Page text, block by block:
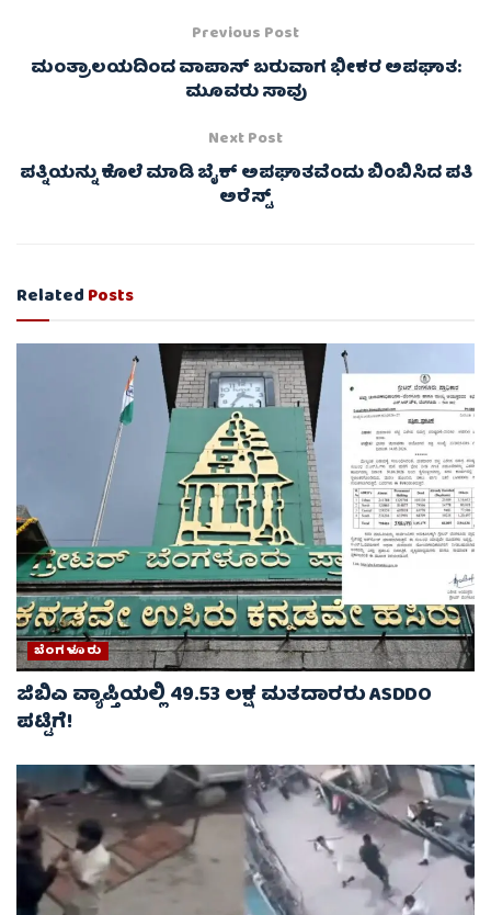
Previous Post
ಮಂತ್ರಾಲಯದಿಂದ ವಾಪಾಸ್‌ ಬರುವಾಗ ಭೀಕರ ಅಪಘಾತ:
ಮೂವರು ಸಾವು
Next Post
ಪತ್ನಿಯನ್ನು ಕೊಲೆ ಮಾಡಿ ಬೈಕ್ ಅಪಘಾತವೆಂದು ಬಿಂಬಿಸಿದ ಪತಿ
ಅರೆಸ್ಟ್‌
RelatedPosts
ಬೆಂಗಳೂರು
ಜಿಬಿಎ ವ್ಯಾಪ್ತಿಯಲ್ಲಿ 49.53 ಲಕ್ಷ ಮತದಾರರು ASDDO
ಪಟ್ಟಿಗೆ!